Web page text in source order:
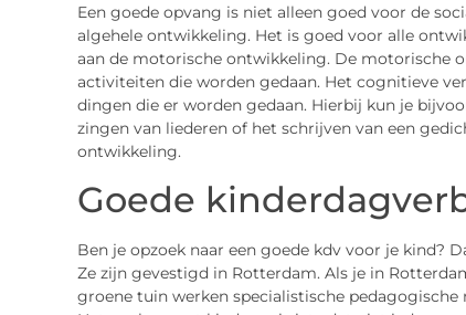
Een goede opvang is niet alleen goed voor de
algehele ontwikkeling. Het is goed voor alle
aan de motorische ontwikkeling. De motorische
activiteiten die worden gedaan. Het cognitieve
dingen die er worden gedaan. Hierbij kun je
zingen van liederen of het schrijven van een
ontwikkeling.
Goede
Ben je opzoek naar een goede kdv voor je kind?
Ze zijn gevestigd in Rotterdam. Als je in
groene tuin werken specialistische